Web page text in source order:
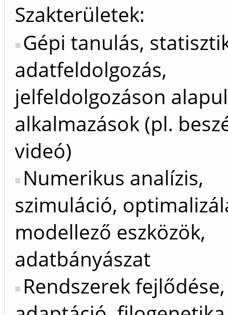
Szakterületek:
Gépi tanulás,
adatfeldolgozás,
jelfeldolgozáson
alkalmazások (pl.
videó)
Numerikus analízis,
szimuláció,
modellező eszközök,
adatbányászat
Rendszerek